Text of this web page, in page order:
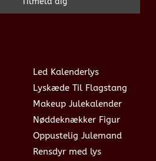
Led Kalenderlys
Lyskæde Til Flagstang
Makeup Julekalender
Nøddeknækker Figur
Oppustelig Julemand
Rensdyr med lys